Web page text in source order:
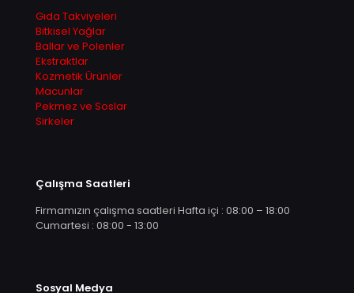
Gıda Takviyeleri
Bitkisel Yağlar
Ballar ve Polenler
Ekstraktlar
Kozmetik Ürünler
Macunlar
Pekmez ve Soslar
Sirkeler
Çalışma Saatleri
Firmamızın çalışma saatleri Hafta içi : 08:00 – 18:00
Cumartesi : 08:00 - 13:00
Sosyal Medya